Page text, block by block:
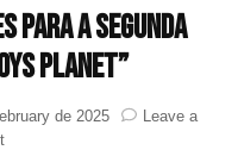
para a segunda
Planet”
de 2025
Leave a
on